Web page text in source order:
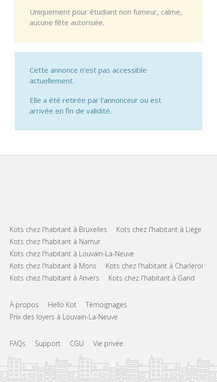
Uniquement pour étudiant non fumeur, calme,
aucune fête autorisée.
Cette annonce n'est pas accessible
actuellement.
Elle a été retirée par l'annonceur ou est
arrivée en fin de validité.
Kots chez l'habitant à Bruxelles
Kots chez l'habitant à Liège
Kots chez l'habitant à Namur
Kots chez l'habitant à Louvain-La-Neuve
Kots chez l'habitant à Mons
Kots chez l'habitant à Charleroi
Kots chez l'habitant à Anvers
Kots chez l'habitant à Gand
À propos Hello Kot
Témoignages
Prix des loyers à Louvain-La-Neuve
FAQs Support CGU Vie privée